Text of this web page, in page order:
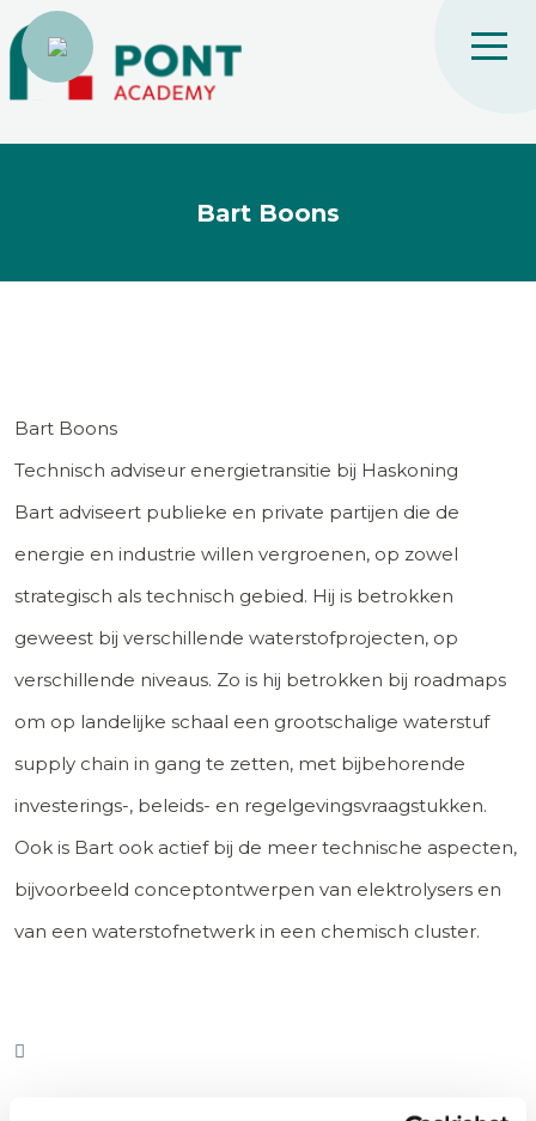
Bart Boons
Bart Boons
Technisch adviseur energietransitie bij Haskoning
Bart adviseert publieke en private partijen die de
energie en industrie willen vergroenen, op zowel
strategisch als technisch gebied. Hij is betrokken
geweest bij verschillende waterstofprojecten, op
verschillende niveaus. Zo is hij betrokken bij roadmaps
om op landelijke schaal een grootschalige waterstuf
supply chain in gang te zetten, met bijbehorende
investerings-, beleids- en regelgevingsvraagstukken.
Ook is Bart ook actief bij de meer technische aspecten,
bijvoorbeeld conceptontwerpen van elektrolysers en
van een waterstofnetwerk in een chemisch cluster.